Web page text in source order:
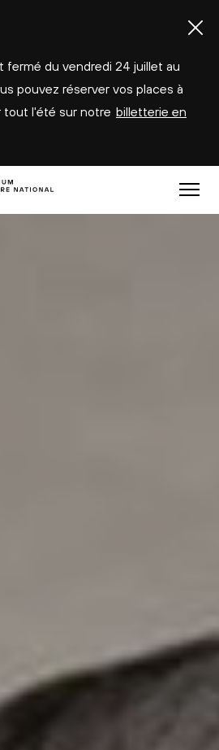
fermé du vendredi 24 juillet au
pouvez réserver vos places à
tout l'été sur notre billetterie en
Menu